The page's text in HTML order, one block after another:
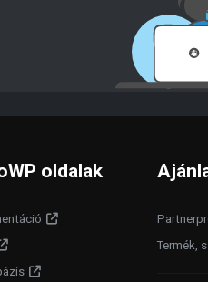
oldalak
Termék,